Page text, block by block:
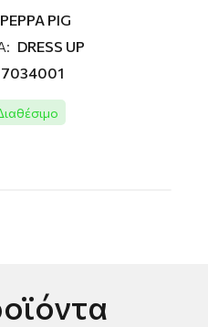
PEPPA PIG
DRESS UP